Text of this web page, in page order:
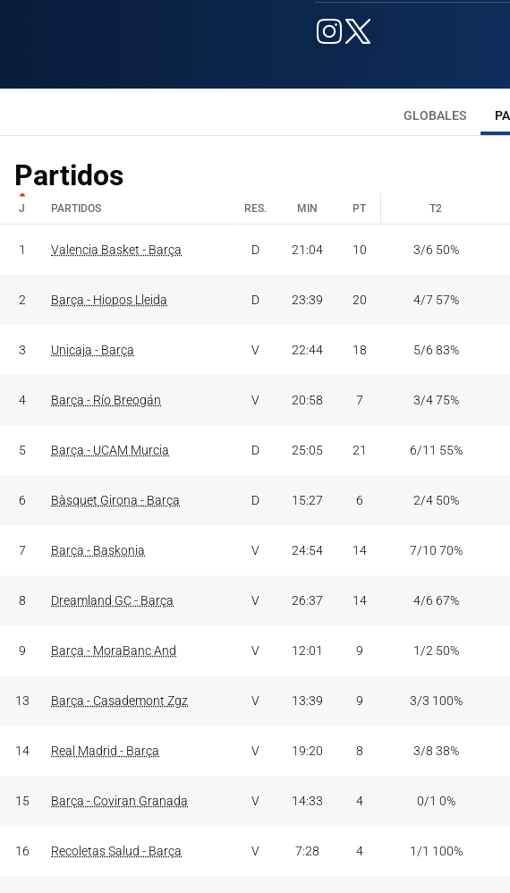
GLOBALES
Partidos
J PARTIDOS RES. MIN PT T2
1 Valencia Basket - Barça D 21:04 10 3/6 50%
2 Barça - Hiopos Lleida D 23:39 20 4/7 57%
3 Unicaja - Barça V 22:44 18 5/6 83%
4 Barça - Río Breogán V 20:58 7 3/4 75%
5 Barça - UCAM Murcia D 25:05 21 6/11 55%
6 Bàsquet Girona - Barça D 15:27 6 2/4 50%
7 Barça - Baskonia V 24:54 14 7/10 70%
8 Dreamland GC - Barça V 26:37 14 4/6 67%
9 Barça - MoraBanc And V 12:01 9 1/2 50%
13 Barça - Casademont Zgz V 13:39 9 3/3 100%
14 Real Madrid - Barça V 19:20 8 3/8 38%
15 Barça - Coviran Granada V 14:33 4 0/1 0%
16 Recoletas Salud - Barça V 7:28 4 1/1 100%